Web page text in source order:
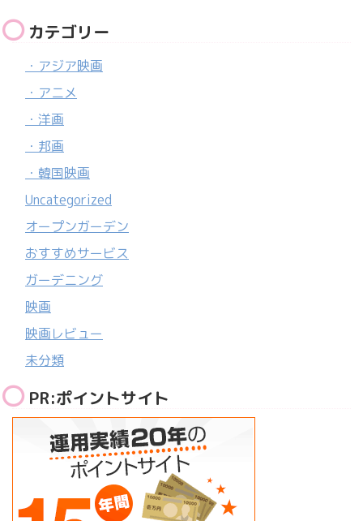
カテゴリー
・アジア映画
・アニメ
・洋画
・邦画
・韓国映画
Uncategorized
オープンガーデン
おすすめサービス
ガーデニング
映画
映画レビュー
未分類
PR:ポイントサイト